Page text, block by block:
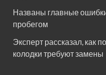
Названы главные
пробегом
Эксперт рассказал, как
колодки требуют замены